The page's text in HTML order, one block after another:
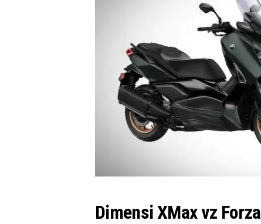
Dimensi XMax vz Forza